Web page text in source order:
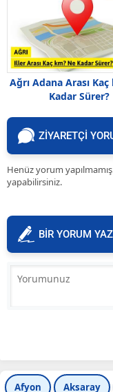
Ağrı Adana Arası
Kadar Sürer?
ZİYARETÇİ
Henüz yorum
yapabilirsiniz.
BİR YORUM YAZ
Afyon Aksaray